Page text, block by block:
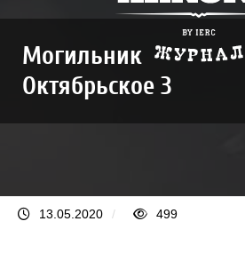
Могильник
Октябрьское 3
13.05.2020 / 499